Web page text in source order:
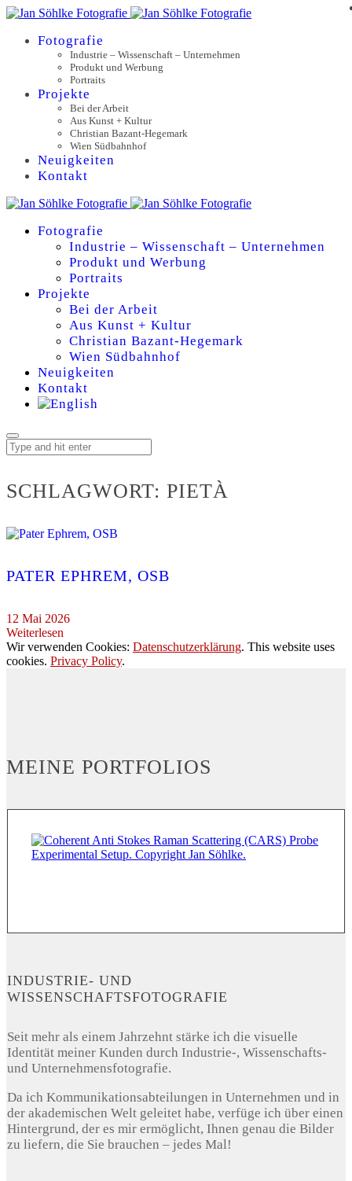
Fotografie
Industrie – Wissenschaft – Unternehmen
Produkt und Werbung
Portraits
Projekte
Bei der Arbeit
Aus Kunst + Kultur
Christian Bazant-Hegemark
Wien Südbahnhof
Neuigkeiten
Kontakt
Fotografie
Industrie – Wissenschaft – Unternehmen
Produkt und Werbung
Portraits
Projekte
Bei der Arbeit
Aus Kunst + Kultur
Christian Bazant-Hegemark
Wien Südbahnhof
Neuigkeiten
Kontakt
SCHLAGWORT: PIETÀ
PATER EPHREM, OSB
12 Mai 2026
Weiterlesen
Wir verwenden Cookies: Datenschutzerklärung. This website uses
cookies. Privacy Policy.
MEINE PORTFOLIOS
INDUSTRIE- UND
WISSENSCHAFTSFOTOGRAFIE
Seit mehr als einem Jahrzehnt stärke ich die visuelle
Identität meiner Kunden durch Industrie-, Wissenschafts-
und Unternehmensfotografie.
Da ich Kommunikationsabteilungen in Unternehmen und in
der akademischen Welt geleitet habe, verfüge ich über einen
Hintergrund, der es mir ermöglicht, Ihnen genau die Bilder
zu liefern, die Sie brauchen – jedes Mal!